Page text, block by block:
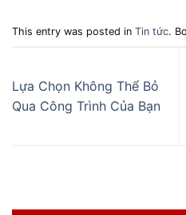
This entry was posted in Tin tức.
Lựa Chọn Không Thể Bỏ
Qua Công Trình Của Bạn